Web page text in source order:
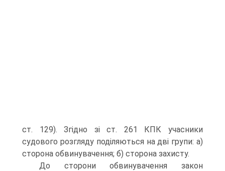
ст. 129). Згідно зі ст. 261 КПК учасники
судового розгляду поділяються на дві групи: а)
сторона обвинувачення; б) сторона захисту.
До сторони обвинувачення закон